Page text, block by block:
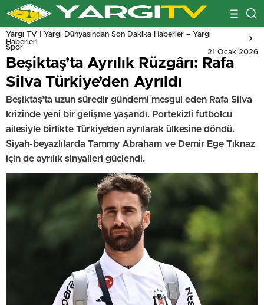
Yargı TV | Yargı Dünyasından Son Dakika Haberler – Yargı
Haberleri
Spor
21 Ocak 2026
Beşiktaş’ta Ayrılık Rüzgârı: Rafa
Silva Türkiye’den Ayrıldı
Beşiktaş’ta uzun süredir gündemi meşgul eden Rafa Silva
krizinde yeni bir gelişme yaşandı. Portekizli futbolcu
ailesiyle birlikte Türkiye’den ayrılarak ülkesine döndü.
Siyah-beyazlılarda Tammy Abraham ve Demir Ege Tıknaz
için de ayrılık sinyalleri güçlendi.